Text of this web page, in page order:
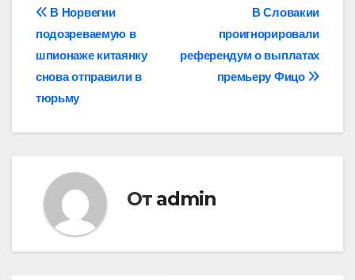
Навигация
по
записям
В Словакии
проигнорировали
референдум о выплатах
премьеру Фицо
В Норвегии
подозреваемую в
шпионаже китаянку
снова отправили в
тюрьму
От admin